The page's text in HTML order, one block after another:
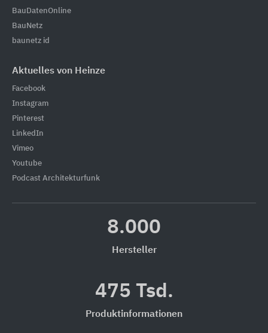
BauDatenOnline
BauNetz
baunetz id
Aktuelles von Heinze
Facebook
Instagram
Pinterest
LinkedIn
Vimeo
Youtube
Podcast Architekturfunk
8.000
Hersteller
475 Tsd.
Produktinformationen